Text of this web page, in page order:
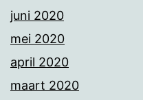
juni 2020
mei 2020
april 2020
maart 2020